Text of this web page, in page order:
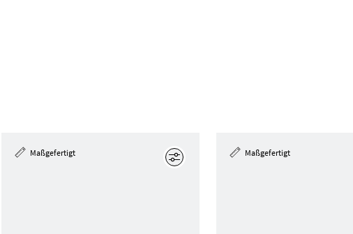
Maßgefertigt Maßgefertigt